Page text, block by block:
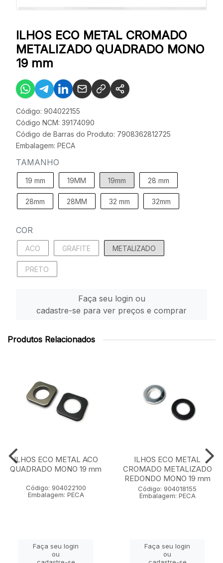
ILHOS ECO METAL CROMADO
METALIZADO QUADRADO MONO
19 mm
Código: 904022155
Código NCM: 39174090
Código de Barras do Produto: 7908362812725
Embalagem: PECA
TAMANHO
19 mm 19MM 19mm 28 mm
28mm 28MM 32 mm 32mm
COR
ACO GRAFITE METALIZADO
PRETO
Faça seu login ou
cadastre-se para ver preços e comprar
Produtos Relacionados
ILHOS ECO METAL ACO
QUADRADO MONO 19 mm
Código: 904022100
Embalagem: PECA
Faça seu login
ou
ILHOS ECO METAL
CROMADO METALIZADO
REDONDO MONO 19 mm
Código: 904018155
Embalagem: PECA
Faça seu login
ou